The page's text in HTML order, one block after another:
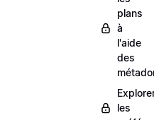
plans
à
l'aide
des
les